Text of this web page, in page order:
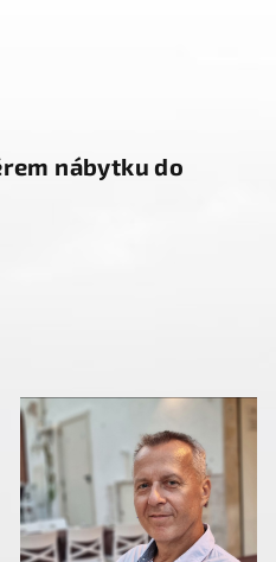
nábytku do